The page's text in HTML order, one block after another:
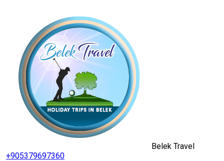
Belek Travel
+905379697360